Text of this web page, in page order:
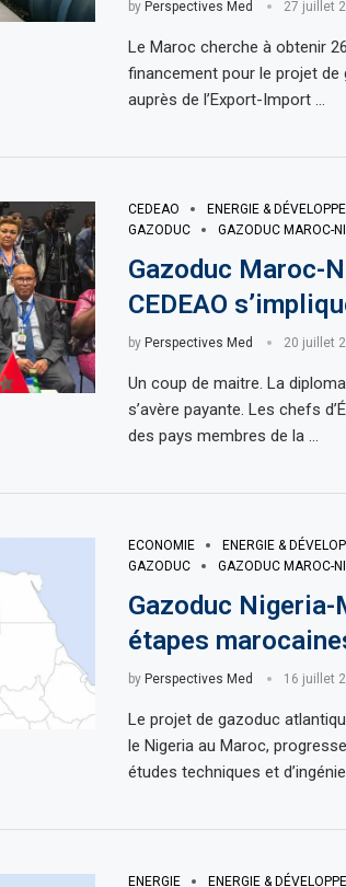
by Perspectives Med 27 juillet
Le Maroc cherche à obtenir
financement pour le projet de
auprès de l’Export-Import …
CEDEAO
ENERGIE &
GAZODUC
GAZODUC MAROC-
Gazoduc Maroc-
CEDEAO
by Perspectives Med 20 juillet
Un coup de maitre. La
s’avère payante. Les chefs
des pays membres de la …
ECONOMIE
ENERGIE &
GAZODUC
GAZODUC MAROC-
Gazoduc Nigeria-
étapes
by Perspectives Med 16 juillet
Le projet de gazoduc
le Nigeria au Maroc,
études techniques et
ENERGIE ENERGIE &